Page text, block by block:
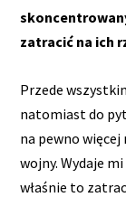
zatracić na ich
Przede
natomiast do
na pewno więcej
wojny. Wydaje
właśnie to